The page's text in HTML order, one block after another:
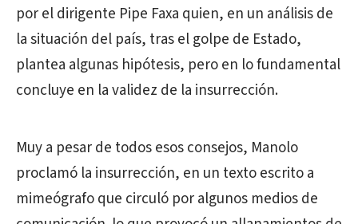
por el dirigente Pipe Faxa quien, en un análisis de
la situación del país, tras el golpe de Estado,
plantea algunas hipótesis, pero en lo fundamental
concluye en la validez de la insurrección.
Muy a pesar de todos esos consejos, Manolo
proclamó la insurrección, en un texto escrito a
mimeógrafo que circuló por algunos medios de